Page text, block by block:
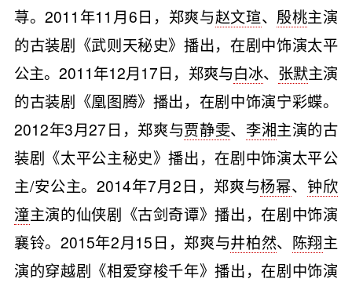
荨。2011年11月6日，郑爽与赵文瑄、 殷桃主演
的古装剧《武则天秘史》播出，在剧中饰演太平
公主。2011年12月17日，郑爽与白冰、 张默主演
的古装剧《凰图腾》播出，在剧中饰演宁彩蝶。
2012年3月27日，郑爽与贾静雯、 李湘主演的古
装剧《太平公主秘史》播出，在剧中饰演太平公
主/安公主。2014年7月2日，郑爽与杨幂、钟欣
潼主演的仙侠剧《古剑奇谭》播出，在剧中饰演
襄铃。2015年2月15日，郑爽与井柏然、 陈翔主
演的穿越剧《相爱穿梭千年》播出，在剧中饰演